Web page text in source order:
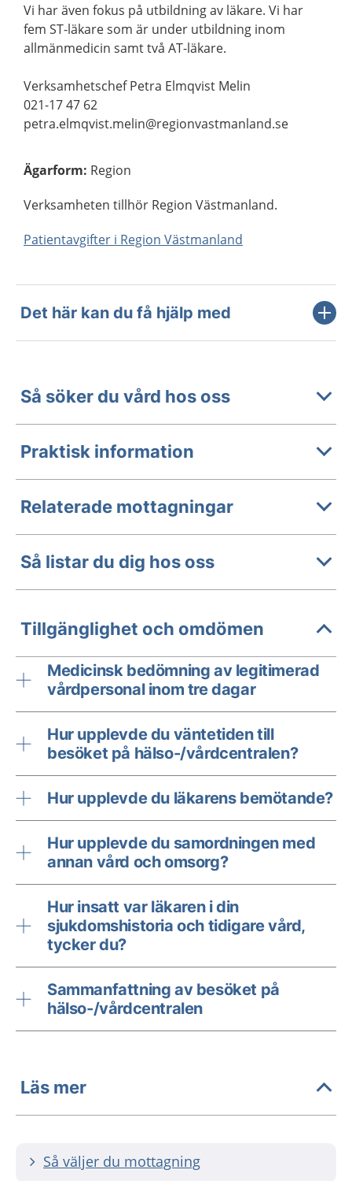
Vi har även fokus på utbildning av läkare. Vi har
fem ST-läkare som är under utbildning inom
allmänmedicin samt två AT-läkare.
Verksamhetschef Petra Elmqvist Melin
021-17 47 62
petra.elmqvist.melin@regionvastmanland.se
Ägarform: Region
Verksamheten tillhör Region Västmanland.
Patientavgifter i Region Västmanland
Det här kan du få hjälp med
Så söker du vård hos oss
Praktisk information
Relaterade mottagningar
Så listar du dig hos oss
Tillgänglighet och omdömen
Medicinsk bedömning av legitimerad
vårdpersonal inom tre dagar
Hur upplevde du väntetiden till
besöket på hälso-/vårdcentralen?
Hur upplevde du läkarens bemötande?
Hur upplevde du samordningen med
annan vård och omsorg?
Hur insatt var läkaren i din
sjukdomshistoria och tidigare vård,
tycker du?
Sammanfattning av besöket på
hälso-/vårdcentralen
Läs mer
Så väljer du mottagning